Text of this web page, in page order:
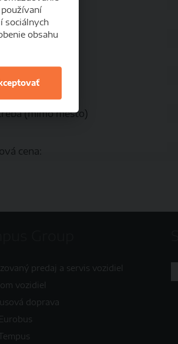
km:
(mimo mesto)
cena:
predaj a servis vozidiel
vozidiel
doprava
sociálnych
obsahu